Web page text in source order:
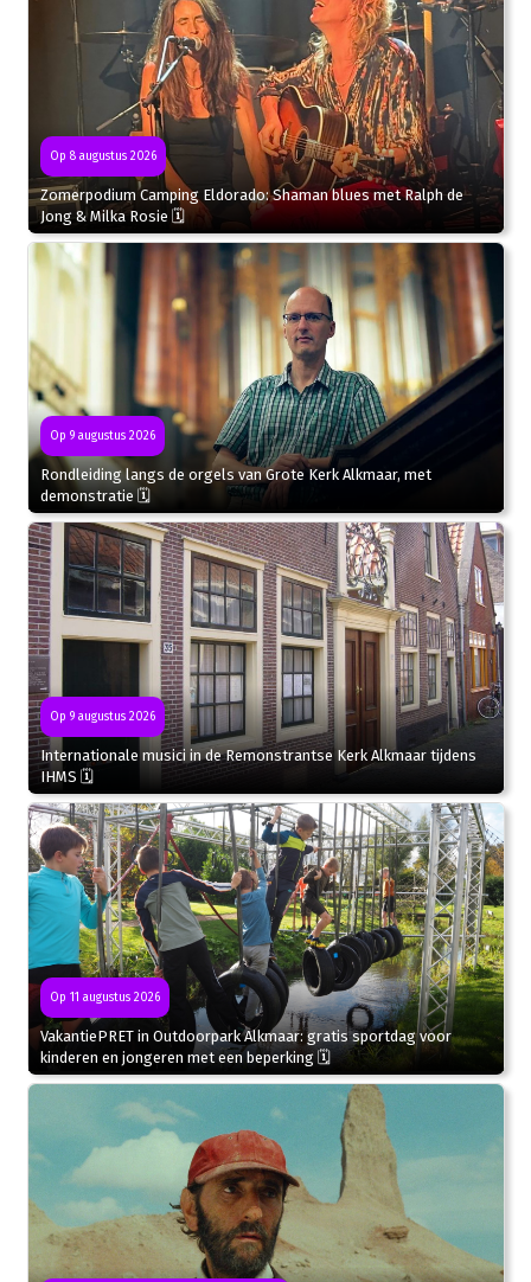
Op 8 augustus 2026
Zomerpodium Camping Eldorado: Shaman blues met Ralph de
Jong & Milka Rosie 🗓
Op 9 augustus 2026
Rondleiding langs de orgels van Grote Kerk Alkmaar, met
demonstratie 🗓
Op 9 augustus 2026
Internationale musici in de Remonstrantse Kerk Alkmaar tijdens
IHMS 🗓
Op 11 augustus 2026
VakantiePRET in Outdoorpark Alkmaar: gratis sportdag voor
kinderen en jongeren met een beperking 🗓